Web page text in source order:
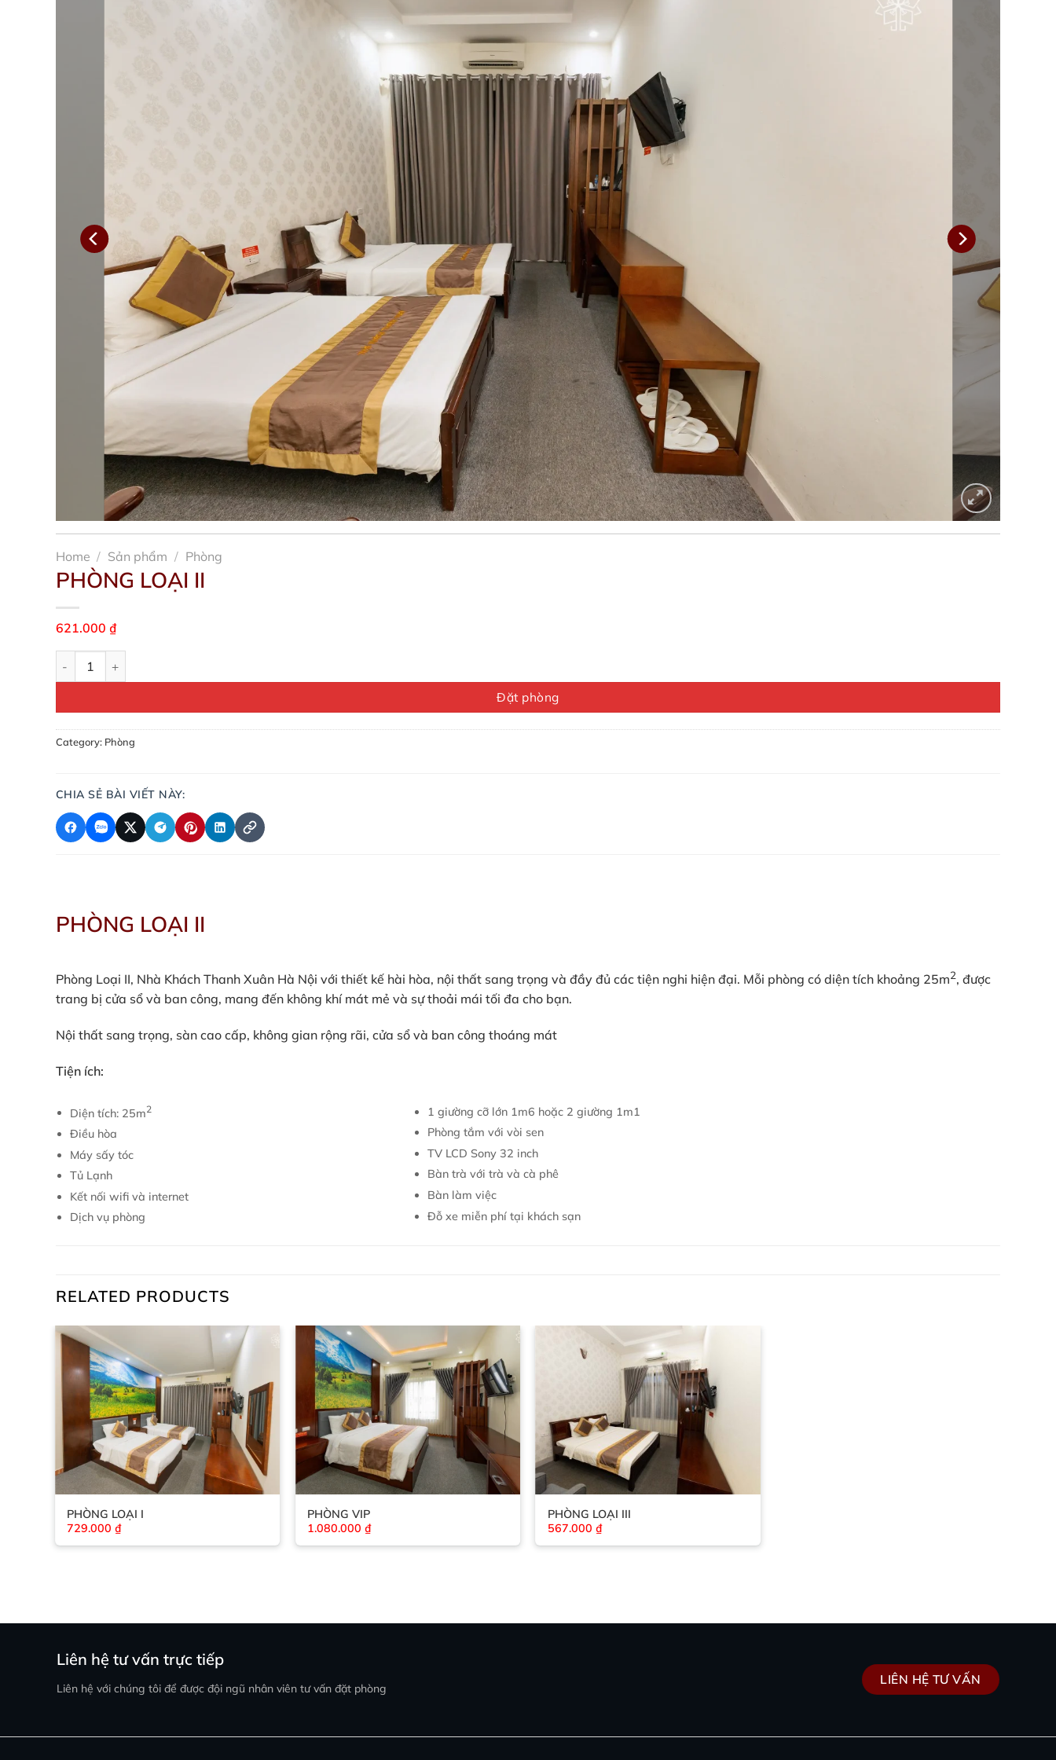
Home / Sản phẩm / Phòng
PHÒNG LOẠI II
621.000 ₫
PHÒNG LOẠI II quantity
Đặt phòng
Category: Phòng
CHIA SẺ BÀI VIẾT NÀY:
PHÒNG LOẠI II
Phòng Loại II, Nhà Khách Thanh Xuân Hà Nội với thiết kế hài hòa, nội thất sang trọng và đầy đủ các tiện nghi hiện đại. Mỗi phòng có diện tích khoảng 25m2, được
trang bị cửa sổ và ban công, mang đến không khí mát mẻ và sự thoải mái tối đa cho bạn.
Nội thất sang trọng, sàn cao cấp, không gian rộng rãi, cửa sổ và ban công thoáng mát
Tiện ích:
Diện tích: 25m2
Điều hòa
Máy sấy tóc
Tủ Lạnh
Kết nối wifi và internet
Dịch vụ phòng
1 giường cỡ lớn 1m6 hoặc 2 giường 1m1
Phòng tắm với vòi sen
TV LCD Sony 32 inch
Bàn trà với trà và cà phê
Bàn làm việc
Đỗ xe miễn phí tại khách sạn
RELATED PRODUCTS
PHÒNG LOẠI I
729.000₫
PHÒNG VIP
1.080.000 ₫
PHÒNG LOẠI III
567.000 ₫
Liên hệ tư vấn trực tiếp
Liên hệ với chúng tôi để được đội ngũ nhân viên tư vấn đặt phòng
LIÊN HỆ TƯ VẤN